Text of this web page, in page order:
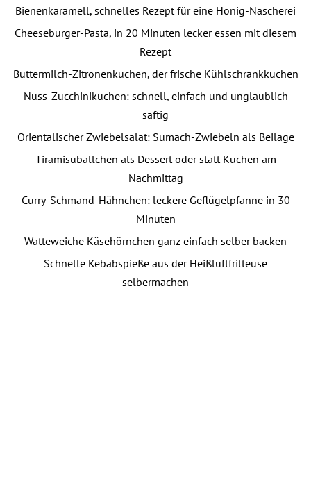
Bienenkaramell, schnelles Rezept für eine Honig-Nascherei
Cheeseburger-Pasta, in 20 Minuten lecker essen mit diesem
Rezept
Buttermilch-Zitronenkuchen, der frische Kühlschrankkuchen
Nuss-Zucchinikuchen: schnell, einfach und unglaublich
saftig
Orientalischer Zwiebelsalat: Sumach-Zwiebeln als Beilage
Tiramisubällchen als Dessert oder statt Kuchen am
Nachmittag
Curry-Schmand-Hähnchen: leckere Geflügelpfanne in 30
Minuten
Watteweiche Käsehörnchen ganz einfach selber backen
Schnelle Kebabspieße aus der Heißluftfritteuse
selbermachen